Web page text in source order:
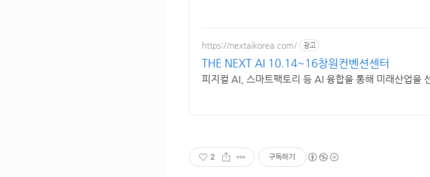
https://nextaikorea.com/ 광고
THE NEXT AI 10.14~16창원컨벤션센터
피지컬 AI, 스마트팩토리 등 AI 융합을 통해 미래산업을
2 구독하기